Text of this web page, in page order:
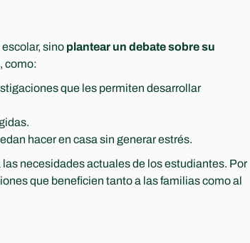
sino plantear un debate sobre su
como:
que les permiten desarrollar
hacer en casa sin generar estrés.
necesidades actuales de los estudiantes. Por
que beneficien tanto a las familias como al